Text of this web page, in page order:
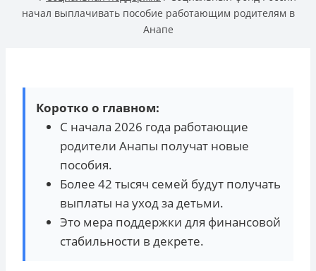
начал выплачивать пособие работающим родителям в
Анапе
Коротко о главном:
С начала 2026 года работающие
родители Анапы получат новые
пособия.
Более 42 тысяч семей будут получать
выплаты на уход за детьми.
Это мера поддержки для финансовой
стабильности в декрете.